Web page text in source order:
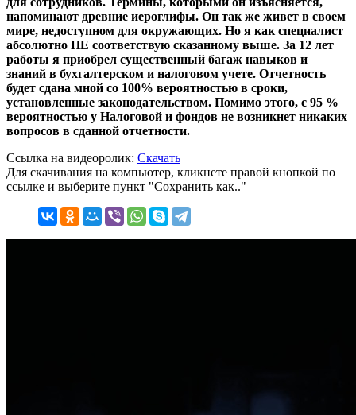
напоминают древние иероглифы. Он так же живет в своем
мире, недоступном для окружающих. Но я как специалист
абсолютно НЕ соответствую сказанному выше. За 12 лет
работы я приобрел существенный багаж навыков и
знаний в бухгалтерском и налоговом учете. Отчетность
будет сдана мной со 100% вероятностью в сроки,
установленные законодательством. Помимо этого, с 95 %
вероятностью у Налоговой и фондов не возникнет никаких
вопросов в сданной отчетности.
Ссылка на видеоролик: Скачать
Для скачивания на компьютер, кликнете правой кнопкой по
ссылке и выберите пункт "Сохранить как.."